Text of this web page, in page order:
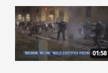
01:58